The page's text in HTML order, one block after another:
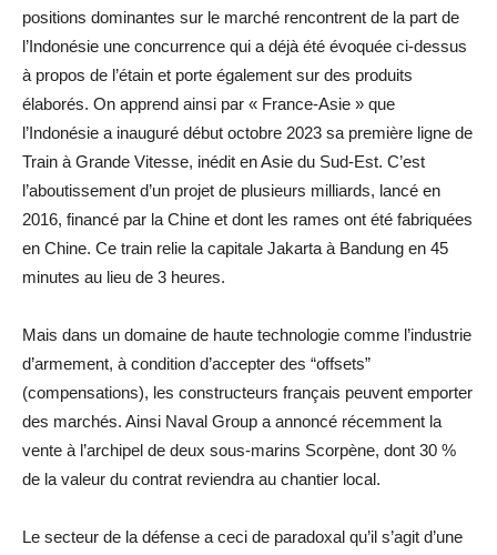
positions dominantes sur le marché rencontrent de la part de
l’Indonésie une concurrence qui a déjà été évoquée ci-dessus
à propos de l’étain et porte également sur des produits
élaborés. On apprend ainsi par « France-Asie » que
l’Indonésie a inauguré début octobre 2023 sa première ligne de
Train à Grande Vitesse, inédit en Asie du Sud-Est. C’est
l’aboutissement d’un projet de plusieurs milliards, lancé en
2016, financé par la Chine et dont les rames ont été fabriquées
en Chine. Ce train relie la capitale Jakarta à Bandung en 45
minutes au lieu de 3 heures.
Mais dans un domaine de haute technologie comme l’industrie
d’armement, à condition d’accepter des “offsets”
(compensations), les constructeurs français peuvent emporter
des marchés. Ainsi Naval Group a annoncé récemment la
vente à l’archipel de deux sous-marins Scorpène, dont 30 %
de la valeur du contrat reviendra au chantier local.
Le secteur de la défense a ceci de paradoxal qu’il s’agit d’une